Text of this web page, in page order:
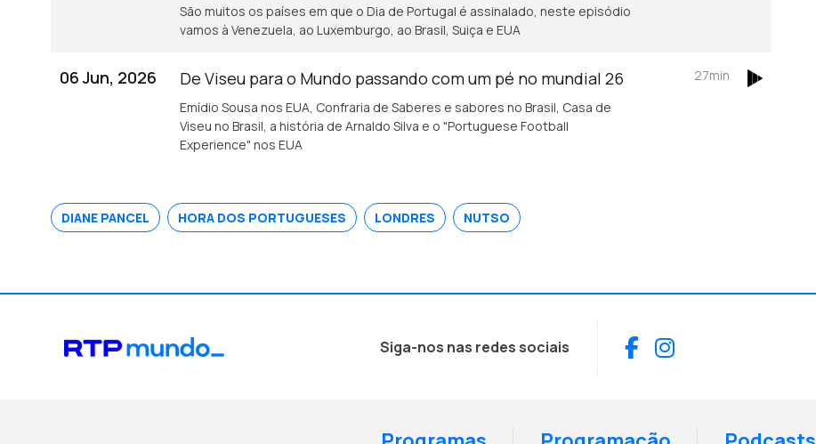
São muitos os países em que o Dia de Portugal é assinalado, neste episódio
vamos à Venezuela, ao Luxemburgo, ao Brasil, Suiça e EUA
06 Jun, 2026 De Viseu para o Mundo passando com um pé no mundial 26
Emídio Sousa nos EUA, Confraria de Saberes e sabores no Brasil, Casa de
Viseu no Brasil, a história de Arnaldo Silva e o "Portuguese Football
Experience" nos EUA
27min
DIANE PANCEL HORA DOS PORTUGUESES LONDRES NUTSO
Siga-nos nas redes sociais Facebook
Instagram